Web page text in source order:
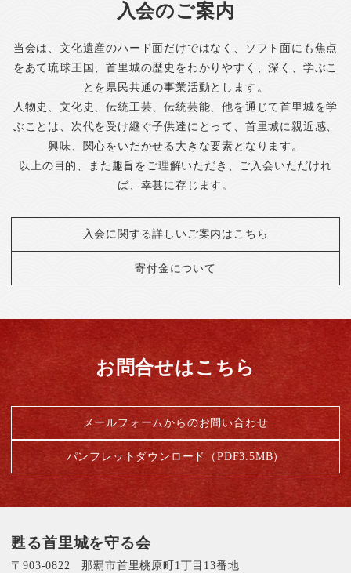
ョ
入会のご案内
当会は、文化遺産のハード面だけではなく、ソフト面にも焦点
をあて琉球王国、首里城の歴史をわかりやすく、深く、学ぶこ
とを県民共通の事業活動とします。
人物史、文化史、伝統工芸、伝統芸能、他を通じて首里城を学
ぶことは、次代を受け継ぐ子供達にとって、首里城に親近感、
興味、関心をいだかせる大きな要素となります。
以上の目的、また趣旨をご理解いただき、ご入会いただけれ
ば、幸甚に存じます。
入会に関する詳しいご案内はこちら
寄付金について
お問合せはこちら
メールフォームからのお問い合わせ
パンフレットダウンロード（PDF3.5MB）
甦る首里城を守る会
〒903-0822 那覇市首里桃原町1丁目13番地